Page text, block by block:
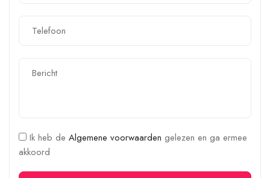
Ik heb de Algemene voorwaarden gelezen en ga ermee
akkoord